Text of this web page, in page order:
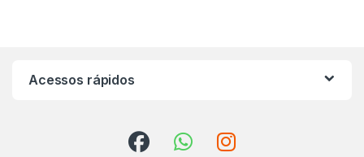
Acessos rápidos